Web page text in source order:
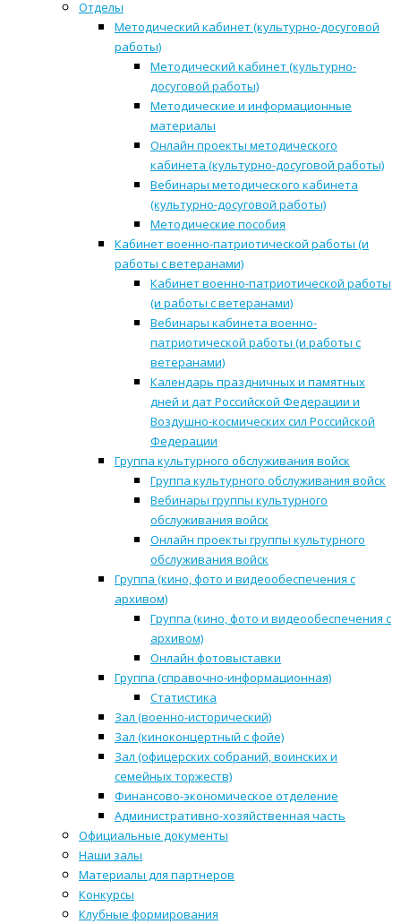
Отделы
Методический кабинет (культурно-досуговой
работы)
Методический кабинет (культурно-
досуговой работы)
Методические и информационные
материалы
Онлайн проекты методического
кабинета (культурно-досуговой работы)
Вебинары методического кабинета
(культурно-досуговой работы)
Методические пособия
Кабинет военно-патриотической работы (и
работы с ветеранами)
Кабинет военно-патриотической работы
(и работы с ветеранами)
Вебинары кабинета военно-
патриотической работы (и работы с
ветеранами)
Календарь праздничных и памятных
дней и дат Российской Федерации и
Воздушно-космических сил Российской
Федерации
Группа культурного обслуживания войск
Группа культурного обслуживания войск
Вебинары группы культурного
обслуживания войск
Онлайн проекты группы культурного
обслуживания войск
Группа (кино, фото и видеообеспечения с
архивом)
Группа (кино, фото и видеообеспечения с
архивом)
Онлайн фотовыставки
Группа (справочно-информационная)
Статистика
Зал (военно-исторический)
Зал (киноконцертный с фойе)
Зал (офицерских собраний, воинских и
семейных торжеств)
Финансово-экономическое отделение
Административно-хозяйственная часть
Официальные документы
Наши залы
Материалы для партнеров
Конкурсы
Клубные формирования